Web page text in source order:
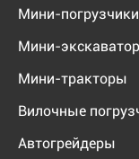
Мини-погрузчики
Мини-
Мини-тракторы
Вилочные
Автогрейдеры